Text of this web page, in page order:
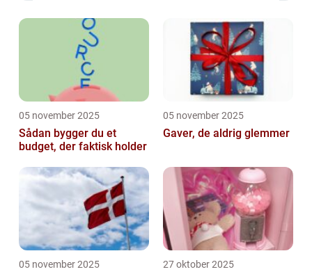
05 november 2025
Sådan bygger du et
budget, der faktisk holder
05 november 2025
Gaver, de aldrig glemmer
05 november 2025 27 oktober 2025